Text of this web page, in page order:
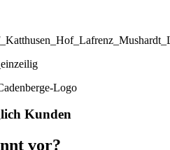
Kunden
vor?